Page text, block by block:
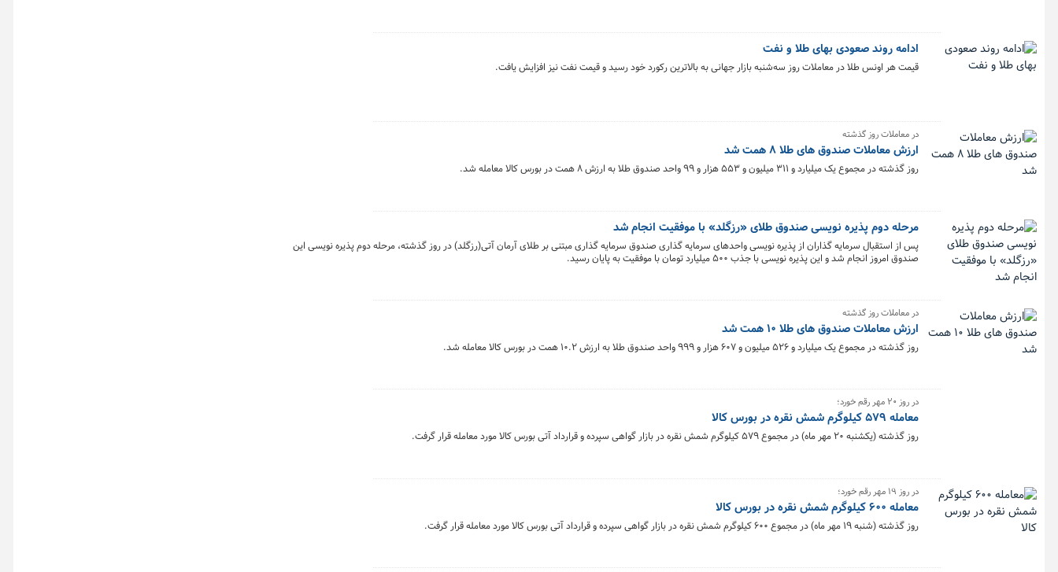
ادامه روند صعودی بهای طلا و نفت
قیمت هر اونس طلا در معاملات روز سه‌شنبه بازار جهانی به بالاترین رکورد خود رسید و قیمت نفت نیز افزایش یافت.
در معاملات روز گذشته
ارزش معاملات صندوق های طلا ۸ همت شد
روز گذشته در مجموع یک میلیارد و ۳۱۱ میلیون و ۵۵۳ هزار و ۹۹ واحد صندوق طلا به ارزش ۸ همت در بورس کالا معامله شد.
مرحله دوم پذیره ‌نویسی صندوق طلای «رزگلد» با موفقیت انجام شد
پس از استقبال سرمایه گذاران از پذیره نویسی واحدهای سرمایه گذاری صندوق سرمایه گذاری مبتنی بر طلای آرمان آتی(رزگلد) در روز گذشته، مرحله دوم پذیره نویسی این
صندوق امروز انجام شد و این پذیره نویسی با جذب ۵۰۰ میلیارد تومان با موفقیت به پایان رسید.
در معاملات روز گذشته
ارزش معاملات صندوق های طلا ۱۰ همت شد
روز گذشته در مجموع یک میلیارد و ۵۲۶ میلیون و ۶۰۷ هزار و ۹۹۹ واحد صندوق طلا به ارزش ۱۰.۲ همت در بورس کالا معامله شد.
در روز ۲۰ مهر رقم خورد؛
معامله ۵۷۹ کیلوگرم شمش نقره در بورس کالا
روز گذشته (یکشنبه ۲۰ مهر ماه) در مجموع ۵۷۹ کیلوگرم شمش نقره در بازار گواهی سپرده و قرارداد آتی بورس کالا مورد معامله قرار گرفت.
در روز ۱۹ مهر رقم خورد؛
معامله ۶۰۰ کیلوگرم شمش نقره در بورس کالا
روز گذشته (شنبه ۱۹ مهر ماه) در مجموع ۶۰۰ کیلوگرم شمش نقره در بازار گواهی سپرده و قرارداد آتی بورس کالا مورد معامله قرار گرفت.